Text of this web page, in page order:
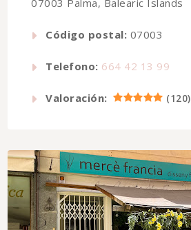
07003 Palma, Balearic Islands
Código postal: 07003
Telefono: 664 42 13 99
Valoración: (120)